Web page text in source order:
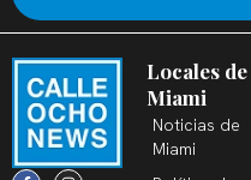
F
I
X
Y
T
L
Locales de
Miami
Noticias de
Miami